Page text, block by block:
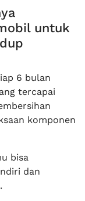
untuk
6 bulan
tercapai
komponen
bisa
dan